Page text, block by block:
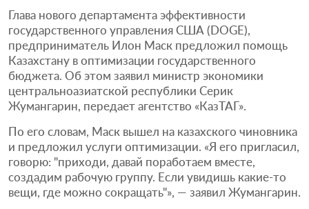
Глава нового департамента эффективности
государственного управления США (DOGE),
предприниматель Илон Маск предложил помощь
Казахстану в оптимизации государственного
бюджета. Об этом заявил министр экономики
центральноазиатской республики Серик
Жумангарин, передает агентство «КазТАГ».
По его словам, Маск вышел на казахского чиновника
и предложил услуги оптимизации. «Я его пригласил,
говорю: "приходи, давай поработаем вместе,
создадим рабочую группу. Если увидишь какие-то
вещи, где можно сокращать"», — заявил Жумангарин.